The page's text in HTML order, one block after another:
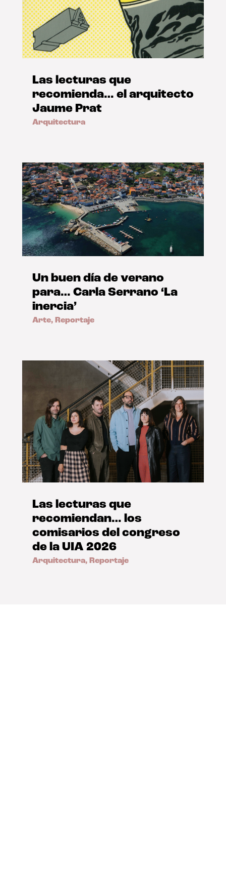
Las lecturas que
recomienda… el arquitecto
Jaume Prat
Arquitectura
Un buen día de verano
para… Carla Serrano ‘La
inercia’
Arte, Reportaje
Las lecturas que
recomiendan… los
comisarios del congreso
de la UIA 2026
Arquitectura, Reportaje